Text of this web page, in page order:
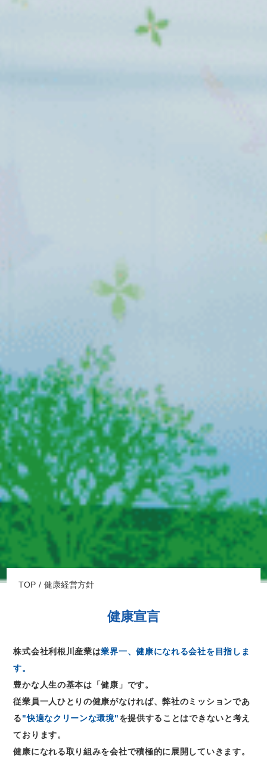
TOP 健康経営方針
健康宣言
株式会社利根川産業は業界一、健康になれる会社を目指しま
す。
豊かな人生の基本は「健康」です。
従業員一人ひとりの健康がなければ、弊社のミッションであ
る"快適なクリーンな環境"を提供することはできないと考え
ております。
健康になれる取り組みを会社で積極的に展開していきます。